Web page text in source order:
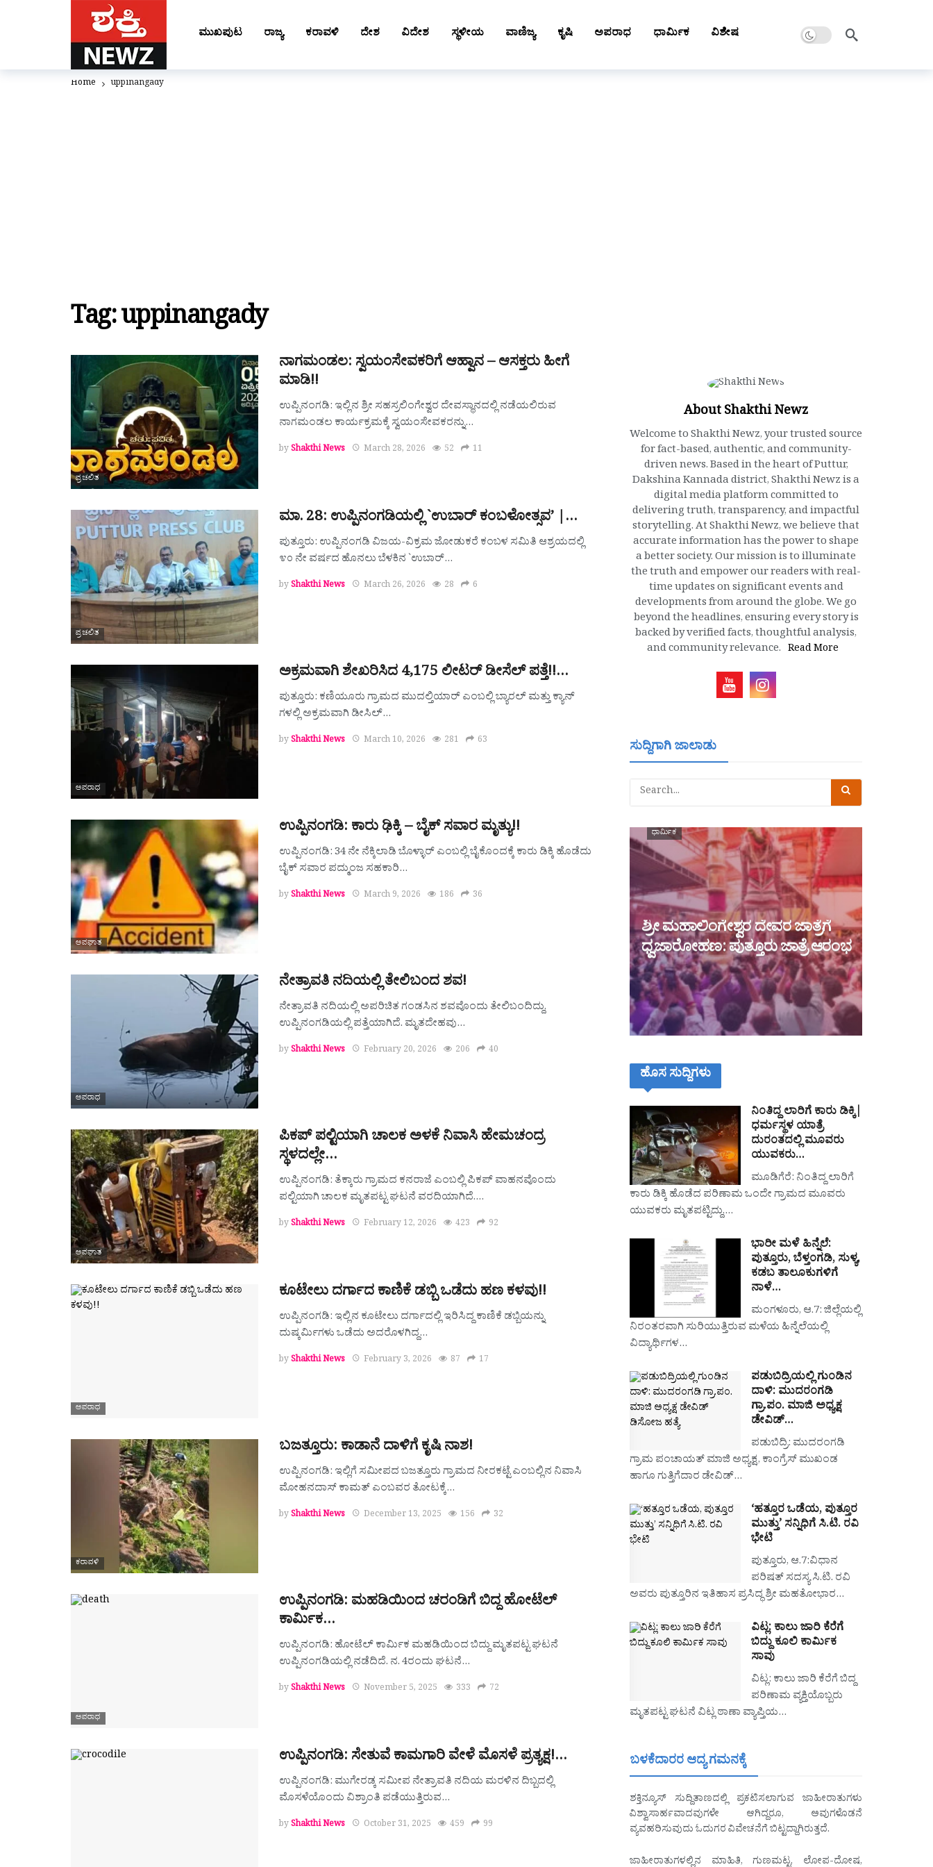
ಮುಖಪುಟ ರಾಜ್ಯ ಕರಾವಳಿ ದೇಶ ವಿದೇಶ ಸ್ಥಳೀಯ ವಾಣಿಜ್ಯ ಕೃಷಿ ಅಪರಾಧ ಧಾರ್ಮಿಕ ವಿಶೇಷ Dark mode
Home uppinangady
Tag:uppinangady
ಪ್ರಚಲಿತ
ನಾಗಮಂಡಲ: ಸ್ವಯಂಸೇವಕರಿಗೆ ಆಹ್ವಾನ – ಆಸಕ್ತರು ಹೀಗೆ
ಮಾಡಿ!!
ಉಪ್ಪಿನಂಗಡಿ: ಇಲ್ಲಿನ ಶ್ರೀ ಸಹಸ್ರಲಿಂಗೇಶ್ವರ ದೇವಸ್ಥಾನದಲ್ಲಿ ನಡೆಯಲಿರುವ
ನಾಗಮಂಡಲ ಕಾರ್ಯಕ್ರಮಕ್ಕೆ ಸ್ವಯಂಸೇವಕರನ್ನು…
byShakthi News March 28, 2026 52 11
ಪ್ರಚಲಿತ
ಮಾ. 28: ಉಪ್ಪಿನಂಗಡಿಯಲ್ಲಿ `ಉಬಾರ್ ಕಂಬಳೋತ್ಸವ’ |…
ಪುತ್ತೂರು: ಉಪ್ಪಿನಂಗಡಿ ವಿಜಯ-ವಿಕ್ರಮ ಜೋಡುಕರೆ ಕಂಬಳ ಸಮಿತಿ ಆಶ್ರಯದಲ್ಲಿ
೪೦ ನೇ ವರ್ಷದ ಹೊನಲು ಬೆಳಕಿನ `ಉಬಾರ್…
byShakthi News March 26, 2026 28 6
ಅಪರಾಧ
ಅಕ್ರಮವಾಗಿ ಶೇಖರಿಸಿದ 4,175 ಲೀಟರ್ ಡೀಸೆಲ್ ಪತ್ತೆ!!…
ಪುತ್ತೂರು: ಕಣಿಯೂರು ಗ್ರಾಮದ ಮುದಲ್ತಿಯಾರ್ ಎಂಬಲ್ಲಿ ಬ್ಯಾರಲ್ ಮತ್ತು ಕ್ಯಾನ್
ಗಳಲ್ಲಿ ಅಕ್ರಮವಾಗಿ ಡೀಸಿಲ್…
byShakthi News March 10, 2026 281 63
ಅಪಘಾತ
ಉಪ್ಪಿನಂಗಡಿ: ಕಾರು ಢಿಕ್ಕಿ – ಬೈಕ್‌ ಸವಾರ ಮೃತ್ಯು!!
ಉಪ್ಪಿನಂಗಡಿ: 34 ನೇ ನೆಕ್ಕಿಲಾಡಿ ಬೊಳ್ಳಾರ್ ಎಂಬಲ್ಲಿ ಬೈಕೊಂದಕ್ಕೆ ಕಾರು ಡಿಕ್ಕಿ ಹೊಡೆದು
ಬೈಕ್ ಸವಾರ ಪದ್ಮುಂಜ ಸಹಕಾರಿ…
byShakthi News March 9, 2026 186 36
ಅಪರಾಧ
ನೇತ್ರಾವತಿ ನದಿಯಲ್ಲಿ ತೇಲಿಬಂದ ಶವ!
ನೇತ್ರಾವತಿ ನದಿಯಲ್ಲಿ ಅಪರಿಚಿತ ಗಂಡಸಿನ ಶವವೊಂದು ತೇಲಿಬಂದಿದ್ದು,
ಉಪ್ಪಿನಂಗಡಿಯಲ್ಲಿ ಪತ್ತೆಯಾಗಿದೆ. ಮೃತದೇಹವು…
byShakthi News February 20, 2026 206 40
ಅಪಘಾತ
ಪಿಕಪ್ ಪಲ್ಟಿಯಾಗಿ ಚಾಲಕ ಅಳಕೆ ನಿವಾಸಿ ಹೇಮಚಂದ್ರ
ಸ್ಥಳದಲ್ಲೇ…
ಉಪ್ಪಿನಂಗಡಿ: ತೆಕ್ಕಾರು ಗ್ರಾಮದ ಕನರಾಜೆ ಎಂಬಲ್ಲಿ ಪಿಕಪ್ ವಾಹನವೊಂದು
ಪಲ್ಟಿಯಾಗಿ ಚಾಲಕ ಮೃತಪಟ್ಟ ಘಟನೆ ವರದಿಯಾಗಿದೆ.…
byShakthi News February 12, 2026 423 92
ಅಪರಾಧ
ಕೂಟೇಲು ದರ್ಗಾದ ಕಾಣಿಕೆ ಡಬ್ಬಿ ಒಡೆದು ಹಣ ಕಳವು!!
ಉಪ್ಪಿನಂಗಡಿ: ಇಲ್ಲಿನ ಕೂಟೇಲು ದರ್ಗಾದಲ್ಲಿ ಇರಿಸಿದ್ದ ಕಾಣಿಕೆ ಡಬ್ಬಿಯನ್ನು
ದುಷ್ಕರ್ಮಿಗಳು ಒಡೆದು ಅದರೊಳಗಿದ್ದ…
byShakthi News February 3, 2026 87 17
ಕರಾವಳಿ
ಬಜತ್ತೂರು: ಕಾಡಾನೆ ದಾಳಿಗೆ ಕೃಷಿ ನಾಶ!
ಉಪ್ಪಿನಂಗಡಿ: ಇಲ್ಲಿಗೆ ಸಮೀಪದ ಬಜತ್ತೂರು ಗ್ರಾಮದ ನೀರಕಟ್ಟೆ ಎಂಬಲ್ಲಿನ ನಿವಾಸಿ
ಮೋಹನದಾಸ್ ಕಾಮತ್ ಎಂಬವರ ತೋಟಕ್ಕೆ…
byShakthi News December 13, 2025 156 32
ಅಪರಾಧ
ಉಪ್ಪಿನಂಗಡಿ: ಮಹಡಿಯಿಂದ ಚರಂಡಿಗೆ ಬಿದ್ದ ಹೋಟೆಲ್
ಕಾರ್ಮಿಕ…
ಉಪ್ಪಿನಂಗಡಿ: ಹೋಟೆಲ್ ಕಾರ್ಮಿಕ ಮಹಡಿಯಿಂದ ಬಿದ್ದು ಮೃತಪಟ್ಟ ಘಟನೆ
ಉಪ್ಪಿನಂಗಡಿಯಲ್ಲಿ ನಡೆದಿದೆ. ನ. 4ರಂದು ಘಟನೆ…
byShakthi News November 5, 2025 333 72
ಉಪ್ಪಿನಂಗಡಿ: ಸೇತುವೆ ಕಾಮಗಾರಿ ವೇಳೆ ಮೊಸಳೆ ಪ್ರತ್ಯಕ್ಷ!…
ಉಪ್ಪಿನಂಗಡಿ: ಮುಗೇರಡ್ಕ ಸಮೀಪ ನೇತ್ರಾವತಿ ನದಿಯ ಮರಳಿನ ದಿಬ್ಬದಲ್ಲಿ
ಮೊಸಳೆಯೊಂದು ವಿಶ್ರಾಂತಿ ಪಡೆಯುತ್ತಿರುವ…
byShakthi News October 31, 2025 459 99
About Shakthi Newz
Welcome to Shakthi Newz, your trusted source
for fact-based, authentic, and community-
driven news. Based in the heart of Puttur,
Dakshina Kannada district, Shakthi Newz is a
digital media platform committed to
delivering truth, transparency, and impactful
storytelling. At Shakthi Newz, we believe that
accurate information has the power to shape
a better society. Our mission is to illuminate
the truth and empower our readers with real-
time updates on significant events and
developments from around the globe. We go
beyond the headlines, ensuring every story is
backed by verified facts, thoughtful analysis,
and community relevance. Read More
ಸುದ್ದಿಗಾಗಿ ಜಾಲಾಡು
ಧಾರ್ಮಿಕ
ಶ್ರೀ ಮಹಾಲಿಂಗೇಶ್ವರ ದೇವರ ಜಾತ್ರೆಗೆ
ಧ್ವಜಾರೋಹಣ: ಪುತ್ತೂರು ಜಾತ್ರೆ ಆರಂಭ
ಹೊಸ ಸುದ್ದಿಗಳು
ನಿಂತಿದ್ದ ಲಾರಿಗೆ ಕಾರು ಡಿಕ್ಕಿ|
ಧರ್ಮಸ್ಥಳ ಯಾತ್ರೆ
ದುರಂತದಲ್ಲಿ ಮೂವರು
ಯುವಕರು…
ಮೂಡಿಗೆರೆ: ನಿಂತಿದ್ದ ಲಾರಿಗೆ
ಕಾರು ಡಿಕ್ಕಿ ಹೊಡೆದ ಪರಿಣಾಮ ಒಂದೇ ಗ್ರಾಮದ ಮೂವರು
ಯುವಕರು ಮೃತಪಟ್ಟಿದ್ದು,…
ಭಾರೀ ಮಳೆ ಹಿನ್ನೆಲೆ:
ಪುತ್ತೂರು, ಬೆಳ್ತಂಗಡಿ, ಸುಳ್ಯ,
ಕಡಬ ತಾಲೂಕುಗಳಿಗೆ
ನಾಳೆ…
ಮಂಗಳೂರು, ಆ.7: ಜಿಲ್ಲೆಯಲ್ಲಿ
ನಿರಂತರವಾಗಿ ಸುರಿಯುತ್ತಿರುವ ಮಳೆಯ ಹಿನ್ನೆಲೆಯಲ್ಲಿ
ವಿದ್ಯಾರ್ಥಿಗಳ…
ಪಡುಬಿದ್ರಿಯಲ್ಲಿ ಗುಂಡಿನ
ದಾಳಿ: ಮುದರಂಗಡಿ
ಗ್ರಾ.ಪಂ. ಮಾಜಿ ಅಧ್ಯಕ್ಷ
ಡೇವಿಡ್…
ಪಡುಬಿದ್ರಿ: ಮುದರಂಗಡಿ
ಗ್ರಾಮ ಪಂಚಾಯತ್ ಮಾಜಿ ಅಧ್ಯಕ್ಷ, ಕಾಂಗ್ರೆಸ್ ಮುಖಂಡ
ಹಾಗೂ ಗುತ್ತಿಗೆದಾರ ಡೇವಿಡ್…
‘ಹತ್ತೂರ ಒಡೆಯ, ಪುತ್ತೂರ
ಮುತ್ತು’ ಸನ್ನಿಧಿಗೆ ಸಿ.ಟಿ. ರವಿ
ಭೇಟಿ
ಪುತ್ತೂರು, ಆ.7:ವಿಧಾನ
ಪರಿಷತ್ ಸದಸ್ಯ ಸಿ.ಟಿ. ರವಿ
ಅವರು ಪುತ್ತೂರಿನ ಇತಿಹಾಸ ಪ್ರಸಿದ್ಧ ಶ್ರೀ ಮಹತೋಭಾರ…
ವಿಟ್ಲ: ಕಾಲು ಜಾರಿ ಕೆರೆಗೆ
ಬಿದ್ದು ಕೂಲಿ ಕಾರ್ಮಿಕ
ಸಾವು
ವಿಟ್ಲ: ಕಾಲು ಜಾರಿ ಕೆರೆಗೆ ಬಿದ್ದ
ಪರಿಣಾಮ ವ್ಯಕ್ತಿಯೊಬ್ಬರು
ಮೃತಪಟ್ಟ ಘಟನೆ ವಿಟ್ಲ ಠಾಣಾ ವ್ಯಾಪ್ತಿಯ…
ಬಳಕೆದಾರರ ಆದ್ಯ ಗಮನಕ್ಕೆ
ಶಕ್ತಿನ್ಯೂಸ್ ಸುದ್ದಿತಾಣದಲ್ಲಿ ಪ್ರಕಟಿಸಲಾಗುವ ಜಾಹೀರಾತುಗಳು
ವಿಶ್ವಾಸಾರ್ಹವಾದವುಗಳೇ ಆಗಿದ್ದರೂ, ಅವುಗಳೊಡನೆ
ವ್ಯವಹರಿಸುವುದು ಓದುಗರ ವಿವೇಚನೆಗೆ ಬಿಟ್ಟದ್ದಾಗಿರುತ್ತದೆ.
ಜಾಹೀರಾತುಗಳಲ್ಲಿನ ಮಾಹಿತಿ, ಗುಣಮಟ್ಟ, ಲೋಪ-ದೋಷ,